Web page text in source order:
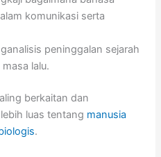
komunikasi serta
peninggalan sejarah
lalu.
berkaitan dan
luas tentang manusia
.